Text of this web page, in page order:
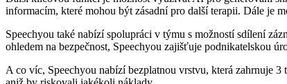
informacím, které mohou být zásadní pro další terapii. Dále je
Speechyou také nabízí spolupráci v týmu s možností sdílení
ohledem na bezpečnost, Speechyou zajišťuje podnikatelskou
A co víc, Speechyou nabízí bezplatnou vrstvu, která zahrnuje